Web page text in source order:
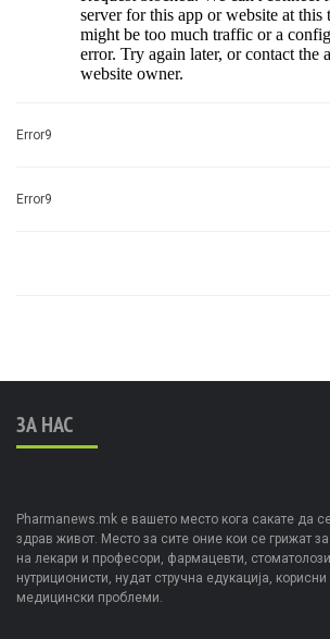
Error9
Error9
ЗА НАС
Pharmanews.mk е вашето место кога сакате да
здрав живот. Место за сите оние кои се грижат
на лекари и професори, фармацевти,
нутриционисти, нудат стручна едукација,
медицински проблеми.